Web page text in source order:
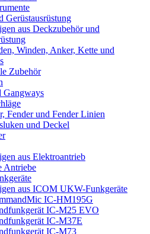
Gerüstausrüstung
aus Deckzubehör und
Winden, Anker, Kette und
Zubehör
Gangways
Fender und Fender Linien
und Deckel
aus Elektroantrieb
Antriebe
aus ICOM UKW-Funkgeräte
IC-HM195G
IC-M25 EVO
IC-M37E
IC-M73